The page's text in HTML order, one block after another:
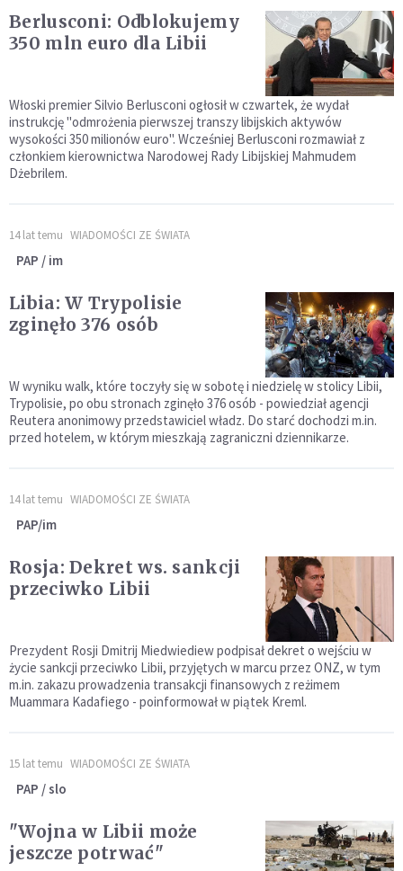
Berlusconi: Odblokujemy
350 mln euro dla Libii
Włoski premier Silvio Berlusconi ogłosił w czwartek, że wydał
instrukcję "odmrożenia pierwszej transzy libijskich aktywów
wysokości 350 milionów euro". Wcześniej Berlusconi rozmawiał z
członkiem kierownictwa Narodowej Rady Libijskiej Mahmudem
Dżebrilem.
14 lat temu WIADOMOŚCI ZE ŚWIATA
PAP / im
Libia: W Trypolisie
zginęło 376 osób
W wyniku walk, które toczyły się w sobotę i niedzielę w stolicy Libii,
Trypolisie, po obu stronach zginęło 376 osób - powiedział agencji
Reutera anonimowy przedstawiciel władz. Do starć dochodzi m.in.
przed hotelem, w którym mieszkają zagraniczni dziennikarze.
14 lat temu WIADOMOŚCI ZE ŚWIATA
PAP/im
Rosja: Dekret ws. sankcji
przeciwko Libii
Prezydent Rosji Dmitrij Miedwiediew podpisał dekret o wejściu w
życie sankcji przeciwko Libii, przyjętych w marcu przez ONZ, w tym
m.in. zakazu prowadzenia transakcji finansowych z reżimem
Muammara Kadafiego - poinformował w piątek Kreml.
15 lat temu WIADOMOŚCI ZE ŚWIATA
PAP / slo
"Wojna w Libii może
jeszcze potrwać"